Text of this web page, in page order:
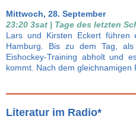
Mittwoch, 28. September
23:20 3sat | Tage des letzten
Lars und Kirsten Eckert führen
Hamburg. Bis zu dem Tag,
Eishockey-Training abholt und
kommt. Nach dem gleichnamigen
Literatur im Radio*